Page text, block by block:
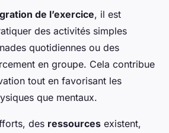
de l’exercice, il est
des activités simples
quotidiennes ou des
en groupe. Cela contribue
tout en favorisant les
que mentaux.
des ressources existent,